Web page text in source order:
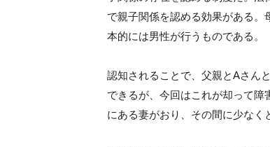
で親子関係を認める効果がある
本的には男性が行うものである。
認知されることで、父親とAさん
できるが、今回はこれが却って
にある妻がおり、その間に少なく